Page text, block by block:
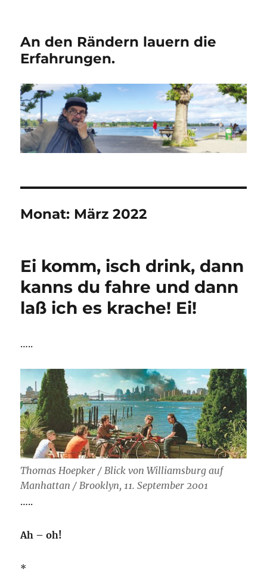
An den Rändern lauern die
Erfahrungen.
Monat: März 2022
Ei komm, isch drink, dann
kanns du fahre und dann
laß ich es krache! Ei!
…..
Thomas Hoepker / Blick von Williamsburg auf
Manhattan / Brooklyn, 11. September 2001
…..
Ah – oh!
*